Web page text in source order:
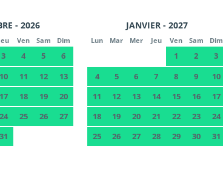
- 2026
Ven Sam Dim
3 4 5
6
10 11 12
13
17 18 19
20
24 25 26
27
31
JANVIER - 2027
Lun Mar Mer Jeu Ven Sam Dim
1 2
3
4
5 6 7 8 9
10
11
12 13 14 15 16
17
18
19 20 21 22 23
24
25
26 27 28 29 30 31